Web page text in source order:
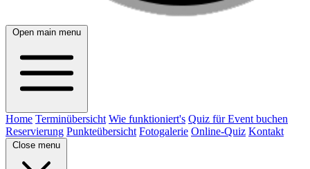
Open main menu
Home Terminübersicht Wie funktioniert's Quiz für Event buchen
Reservierung Punkteübersicht Fotogalerie Online-Quiz Kontakt
Close menu